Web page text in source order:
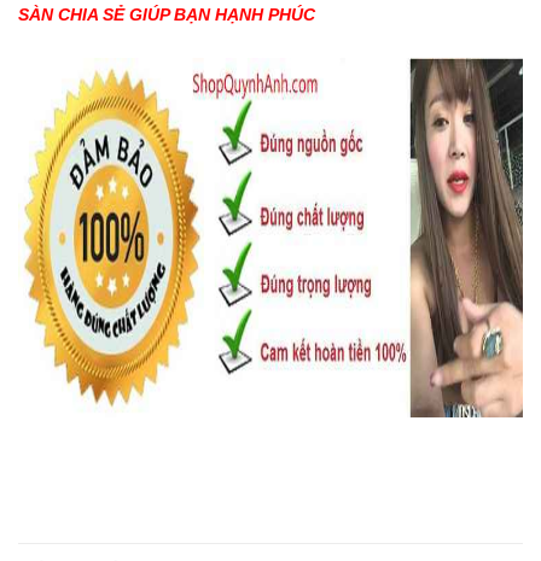
SÀN CHIA SẺ GIÚP BẠN HẠNH PHÚC